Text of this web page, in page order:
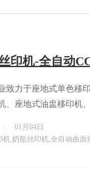
印机-全自动
致力于座地式单色移印
、座地式油盅移印机
01月04日
,奶瓶丝印机,全自动曲面